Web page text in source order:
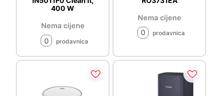
400 W
Nema cijene
0
prodavnica
Nema cijene
0
prodavnica